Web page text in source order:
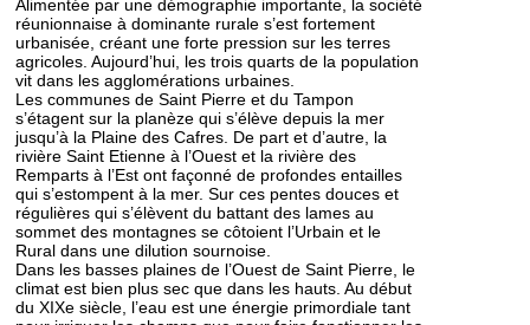
Alimentée par une démographie importante, la société
réunionnaise à dominante rurale s’est fortement
urbanisée, créant une forte pression sur les terres
agricoles. Aujourd’hui, les trois quarts de la population
vit dans les agglomérations urbaines.
Les communes de Saint Pierre et du Tampon
s’étagent sur la planèze qui s’élève depuis la mer
jusqu’à la Plaine des Cafres. De part et d’autre, la
rivière Saint Etienne à l’Ouest et la rivière des
Remparts à l’Est ont façonné de profondes entailles
qui s’estompent à la mer. Sur ces pentes douces et
régulières qui s’élèvent du battant des lames au
sommet des montagnes se côtoient l’Urbain et le
Rural dans une dilution sournoise.
Dans les basses plaines de l’Ouest de Saint Pierre, le
climat est bien plus sec que dans les hauts. Au début
du XIXe siècle, l’eau est une énergie primordiale tant